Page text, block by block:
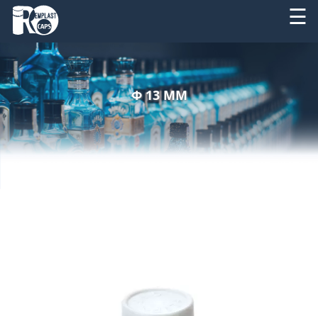
☰
RO
EN
DESPRE
NOI
PRODUSE
SERVICII
Φ 13 MM